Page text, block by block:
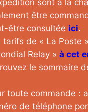
être
être consultée ici.
tarifs de « La Poste
Relay » à cet
le sommaire
toute commande :
de téléphone